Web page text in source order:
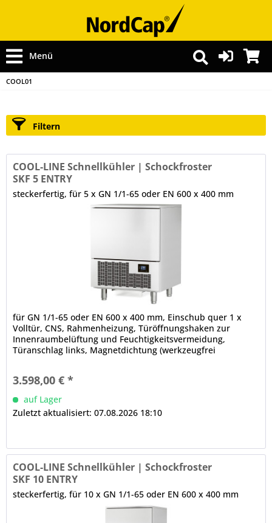
Menü
COOL01
Filtern
COOL-LINE Schnellkühler | Schockfroster
SKF 5 ENTRY
steckerfertig, für 5 x GN 1/1-65 oder EN 600 x 400 mm
für GN 1/1-65 oder EN 600 x 400 mm, Einschub quer 1 x
Volltür, CNS, Rahmenheizung, Türöffnungshaken zur
Innenraumbelüftung und Feuchtigkeitsvermeidung,
Türanschlag links, Magnetdichtung (werkzeugfrei
des Zyklus, Warnsignale bei Fehlfunktion
Standardprogramme,...
3.598,00 € *
auf Lager
Zuletzt aktualisiert: 07.08.2026 18:10
COOL-LINE Schnellkühler | Schockfroster
SKF 10 ENTRY
steckerfertig, für 10 x GN 1/1-65 oder EN 600 x 400 mm